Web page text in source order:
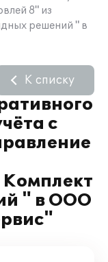
8" из
решений " в
с
" в ООО
К списку